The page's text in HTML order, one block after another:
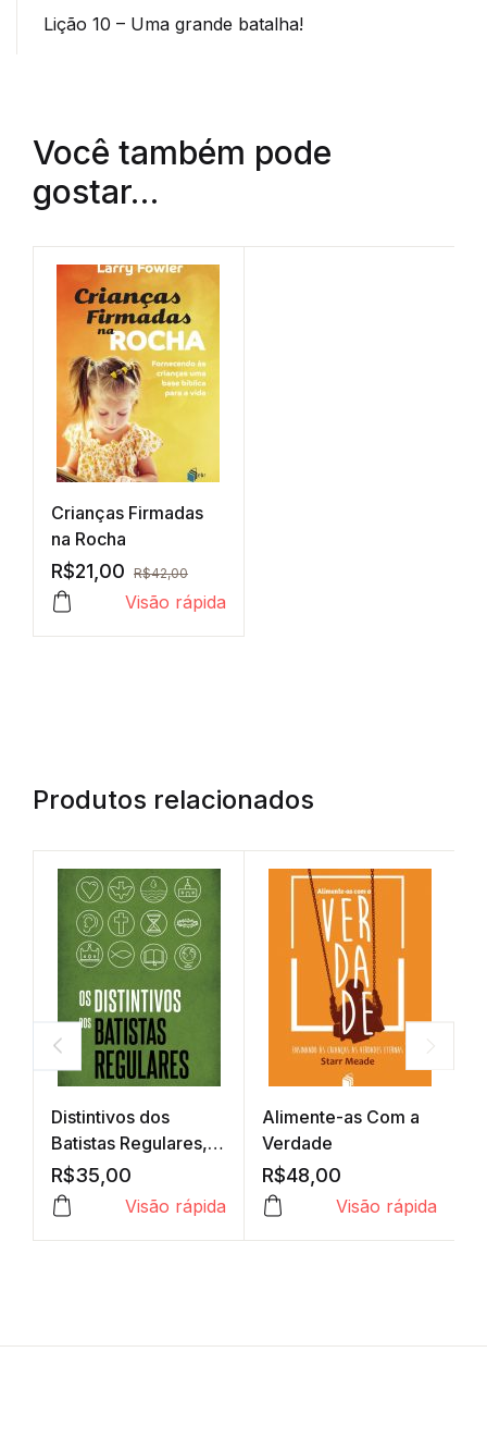
Lição 10 – Uma grande batalha!
Você também pode
gostar…
Crianças Firmadas
na Rocha
R$21,00 R$42,00
Visão rápida
Produtos relacionados
Distintivos dos
Batistas Regulares,
Os
R$35,00
Visão rápida
Alimente-as Com a
Verdade
R$48,00
Visão rápida